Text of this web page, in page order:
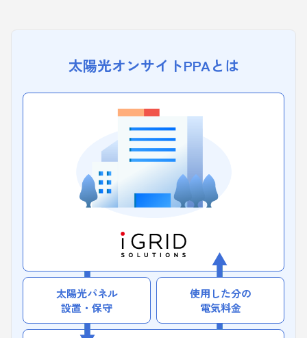
太陽光オンサイトPPAとは
太陽光パネル
設置・保守
使用した分の
電気料金